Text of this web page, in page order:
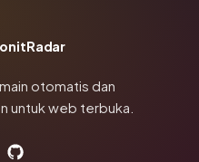
otomatis dan
untuk web terbuka.